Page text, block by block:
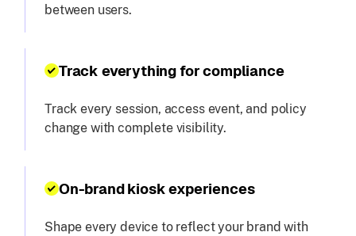
between users.
Track everything for compliance
Track every session, access event, and policy
change with complete visibility.
On-brand kiosk experiences
Shape every device to reflect your brand with